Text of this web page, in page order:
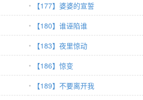
【177】婆婆的宣誓
【180】谁诬陷谁
【183】夜里惊动
【186】惊变
【189】不要离开我